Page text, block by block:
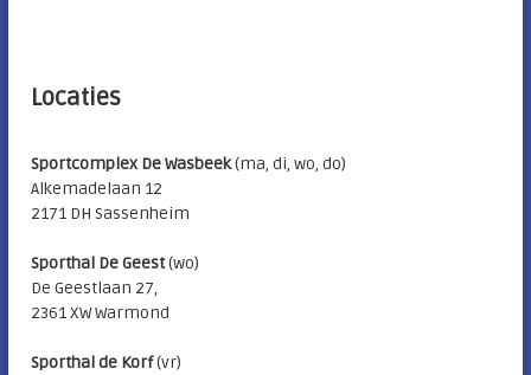
Locaties
Sportcomplex De Wasbeek(ma, di, wo, do)
Alkemadelaan 12
2171 DH Sassenheim
Sporthal De Geest(wo)
De Geestlaan 27,
2361 XW Warmond
Sporthal de Korf(vr)